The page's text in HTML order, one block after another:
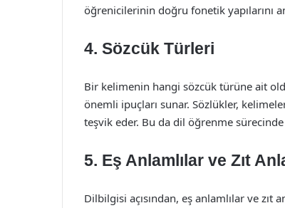
öğrenicilerinin doğru fonetik yapılarını
4. Sözcük Türleri
Bir kelimenin hangi sözcük türüne ait
önemli ipuçları sunar. Sözlükler,
teşvik eder. Bu da dil öğrenme
5. Eş Anlamlılar ve Zıt
Dilbilgisi açısından, eş anlamlılar ve